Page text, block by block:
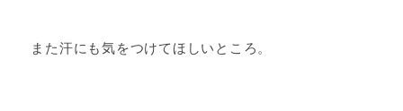
また汗にも気をつけてほしいところ。